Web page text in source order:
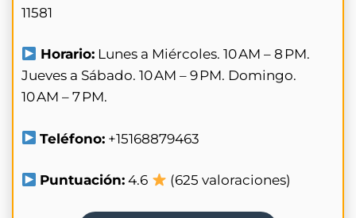
11581
Horario: Lunes a Miércoles. 10 AM – 8 PM.
Jueves a Sábado. 10 AM – 9 PM. Domingo.
10 AM – 7 PM.
Teléfono: +15168879463
Puntuación: 4.6 (625 valoraciones)